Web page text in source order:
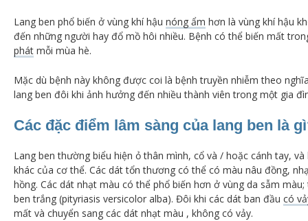
Lang ben phổ biến ở vùng khí hậu nóng ẩm hơn là vùng khí hậu
đến những người hay đổ mồ hôi nhiều. Bệnh có thể biến mất
phát mỗi mùa hè.
Mặc dù bệnh này không được coi là bệnh truyền nhiễm theo
lang ben đôi khi ảnh hưởng đến nhiều thành viên trong một gia
Các đặc điểm lâm sàng của lang ben là
Lang ben thường biểu hiện ỏ thân mình, cổ và / hoặc cánh tay,
khác của cơ thể. Các dát tổn thương có thể có màu nâu đồng,
hồng. Các dát nhạt màu có thể phổ biến hơn ở vùng da sẫm màu;
ben trắng (pityriasis versicolor alba). Đôi khi các dát ban đầu có
mất và chuyển sang các dát nhạt màu , không có vảy.